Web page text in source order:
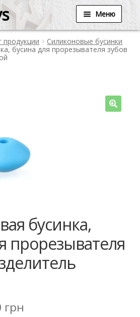
Меню
продукции
Силиконовые бусинки
бусина для прорезывателя зубов
бусинка,
прорезывателя
грн